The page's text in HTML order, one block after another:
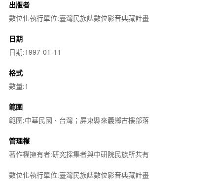
出版者
數位化執行單位:臺灣民族誌數位影音典藏計畫
日期
日期:1997-01-11
格式
數量:1
範圍
範圍:中華民國．台灣；屏東縣來義鄉古樓部落
管理權
著作權擁有者:研究採集者與中研院民族所共有
數位化執行單位:臺灣民族誌數位影音典藏計畫